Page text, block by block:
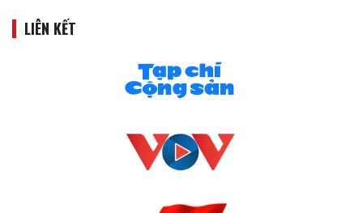
LIÊN KẾT